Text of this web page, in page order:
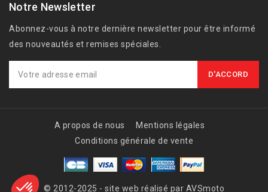
Notre Newsletter
Abonnez-vous à notre dernière newsletter pour être informé
des nouveautés et remises spéciales.
A propos de nous
Mentions légales
Conditions générale de vente
© 2012-2025 - site web réalisé par AVSmoto